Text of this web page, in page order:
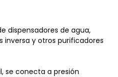
dispensadores de agua,
inversa y otros purificadores
se conecta a presión